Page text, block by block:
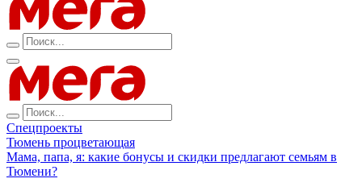
Спецпроекты
Тюмень процветающая
Мама, папа, я: какие бонусы и скидки предлагают семьям в
Тюмени?